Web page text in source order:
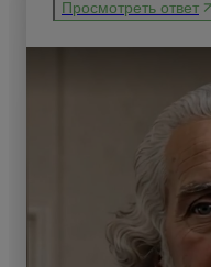
Просмотреть ответ